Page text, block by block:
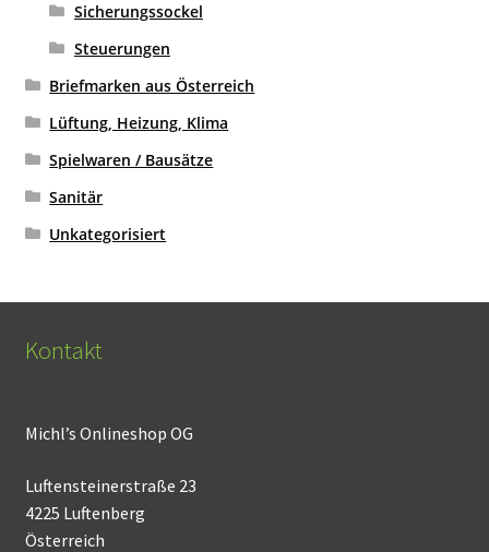
Sicherungssockel
Steuerungen
Briefmarken aus Österreich
Lüftung, Heizung, Klima
Spielwaren / Bausätze
Sanitär
Unkategorisiert
Kontakt
Michl’s Onlineshop OG
Luftensteinerstraße 23
4225 Luftenberg
Österreich